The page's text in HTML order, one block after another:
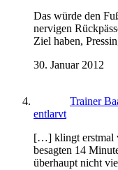
Das würde den
nervigen
Ziel haben,
30. Januar 2012
Trainer
entlarvt
[…] klingt erstmal
besagten 14
überhaupt nicht